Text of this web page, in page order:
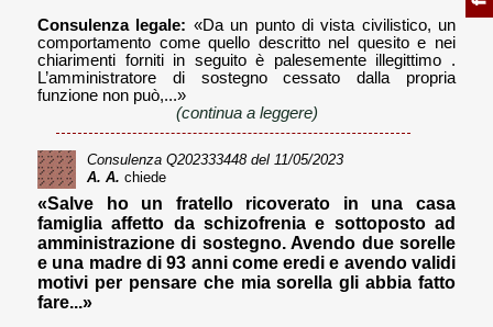
Consulenza legale: «Da un punto di vista civilistico, un
comportamento come quello descritto nel quesito e nei
chiarimenti forniti in seguito è palesemente illegittimo .
L’amministratore di sostegno cessato dalla propria
funzione non può,...»
(continua a leggere)
Consulenza Q202333448del 11/05/2023
A. A. chiede
«Salve ho un fratello ricoverato in una casa
famiglia affetto da schizofrenia e sottoposto ad
amministrazione di sostegno. Avendo due sorelle
e una madre di 93 anni come eredi e avendo validi
motivi per pensare che mia sorella gli abbia fatto
fare...»